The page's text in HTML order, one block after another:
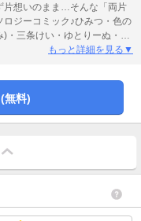
片想いのまま…そんな「両片
ジーコミック♪ひみつ・色の
三条けい・ゆとりーぬ・も
人気の作家の焦れったくてキ
ミタ
もっと詳細を見る▼
無料)